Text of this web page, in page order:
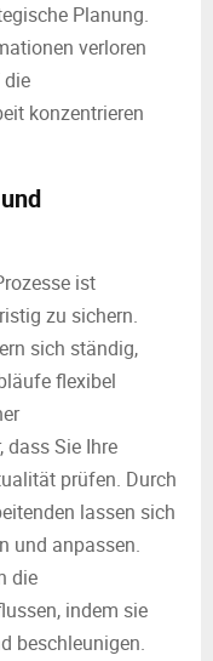
Planung.
verloren
konzentrieren
ist
zu sichern.
sich ständig,
flexibel
dass Sie Ihre
prüfen. Durch
lassen sich
und anpassen.
die
indem sie
beschleunigen.